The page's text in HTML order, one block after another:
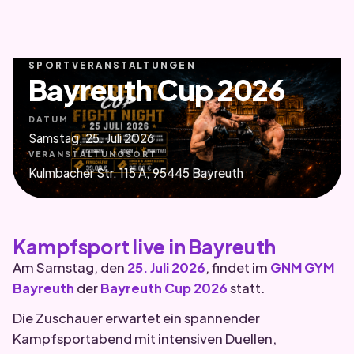
SPORTVERANSTALTUNGEN
Bayreuth Cup 2026
DATUM
Samstag, 25. Juli 2026
VERANSTALTUNGSORT
Kulmbacher Str. 115 A, 95445 Bayreuth
Kampfsport live in Bayreuth
Am Samstag, den 25. Juli 2026, findet im GNM GYM
Bayreuth derBayreuth Cup 2026statt.
Die Zuschauer erwartet ein spannender
Kampfsportabend mit intensiven Duellen,